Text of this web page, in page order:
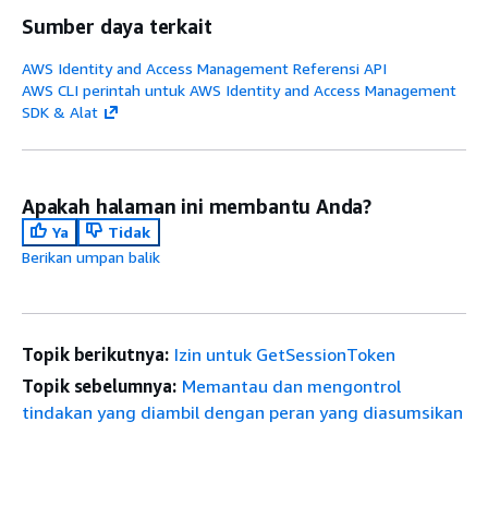
Sumber daya terkait
AWS Identity and Access Management Referensi API
AWS CLI perintah untuk AWS Identity and Access Management
SDK & Alat
Apakah halaman ini membantu Anda?
Ya
Tidak
Berikan umpan balik
Topik berikutnya: Izin untuk GetSessionToken
Topik sebelumnya: Memantau dan mengontrol
tindakan yang diambil dengan peran yang diasumsikan